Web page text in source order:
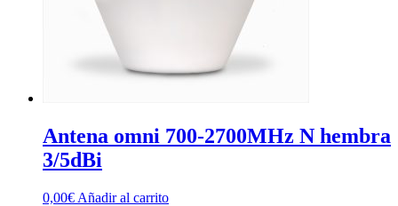
Antena omni 700-2700MHz N hembra
3/5dBi
0,00€ Añadir al carrito